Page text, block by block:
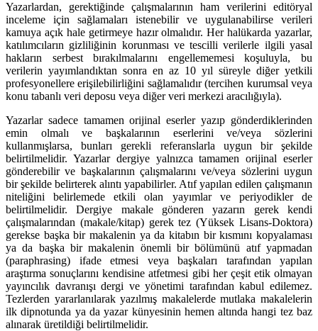
Yazarlardan, gerektiğinde çalışmalarının ham verilerini editöryal
inceleme için sağlamaları istenebilir ve uygulanabilirse verileri
kamuya açık hale getirmeye hazır olmalıdır. Her halükarda yazarlar,
katılımcıların gizliliğinin korunması ve tescilli verilerle ilgili yasal
hakların serbest bırakılmalarını engellememesi koşuluyla, bu
verilerin yayımlandıktan sonra en az 10 yıl süreyle diğer yetkili
profesyonellere erişilebilirliğini sağlamalıdır (tercihen kurumsal veya
konu tabanlı veri deposu veya diğer veri merkezi aracılığıyla).
Yazarlar sadece tamamen orijinal eserler yazıp gönderdiklerinden
emin olmalı ve başkalarının eserlerini ve/veya sözlerini
kullanmışlarsa, bunları gerekli referanslarla uygun bir şekilde
belirtilmelidir. Yazarlar dergiye yalnızca tamamen orijinal eserler
gönderebilir ve başkalarının çalışmalarını ve/veya sözlerini uygun
bir şekilde belirterek alıntı yapabilirler. Atıf yapılan edilen çalışmanın
niteliğini belirlemede etkili olan yayımlar ve periyodikler de
belirtilmelidir. Dergiye makale gönderen yazarın gerek kendi
çalışmalarından (makale/kitap) gerek tez (Yüksek Lisans-Doktora)
gerekse başka bir makalenin ya da kitabın bir kısmını kopyalaması
ya da başka bir makalenin önemli bir bölümünü atıf yapmadan
(paraphrasing) ifade etmesi veya başkaları tarafından yapılan
araştırma sonuçlarını kendisine atfetmesi gibi her çeşit etik olmayan
yayıncılık davranışı dergi ve yönetimi tarafından kabul edilemez.
Tezlerden yararlanılarak yazılmış makalelerde mutlaka makalelerin
ilk dipnotunda ya da yazar künyesinin hemen altında hangi tez baz
alınarak üretildiği belirtilmelidir.